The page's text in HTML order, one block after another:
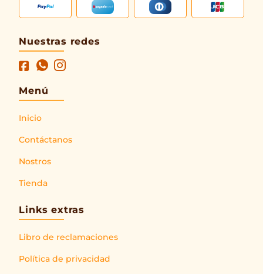
Nuestras redes
Menú
Inicio
Contáctanos
Nostros
Tienda
Links extras
Libro de reclamaciones
Política de privacidad